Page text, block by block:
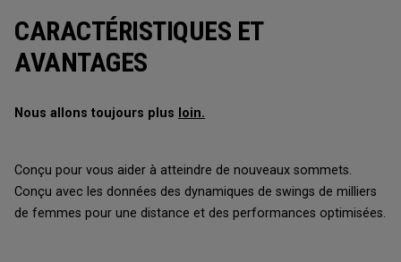
CARACTÉRISTIQUES ET
AVANTAGES
Nous allons toujours plus loin.
Conçu pour vous aider à atteindre de nouveaux sommets.
Conçu avec les données des dynamiques de swings de milliers
de femmes pour une distance et des performances optimisées.